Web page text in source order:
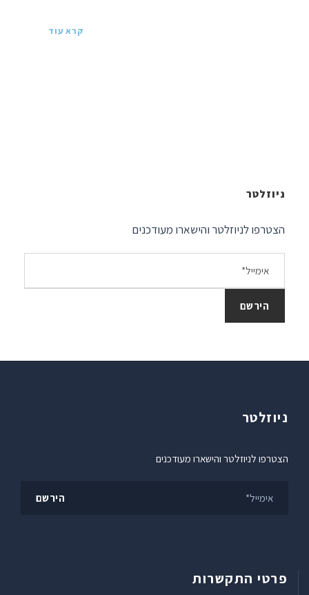
קרא עוד
ניוזלטר
הצטרפו לניוזלטר והישארו מעודכנים
ניוזלטר
הצטרפו לניוזלטר והישארו מעודכנים
פרטי התקשרות